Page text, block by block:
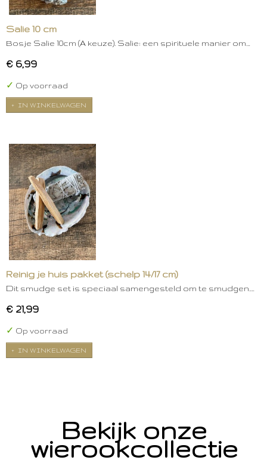
Salie 10 cm
Bosje Salie 10cm (A keuze). Salie: een spirituele manier om…
€ 6,99
✓ Op voorraad
IN WINKELWAGEN
Reinig je huis pakket (schelp 14/17 cm)
Dit smudge set is speciaal samengesteld om te smudgen.…
€ 21,99
✓ Op voorraad
IN WINKELWAGEN
Bekijk onze
wierookcollectie